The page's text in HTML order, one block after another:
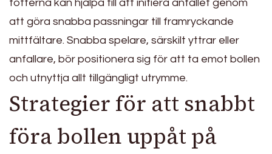
fötterna kan hjälpa till att initiera anfallet genom
att göra snabba passningar till framryckande
mittfältare. Snabba spelare, särskilt yttrar eller
anfallare, bör positionera sig för att ta emot bollen
och utnyttja allt tillgängligt utrymme.
Strategier för att snabbt
föra bollen uppåt på